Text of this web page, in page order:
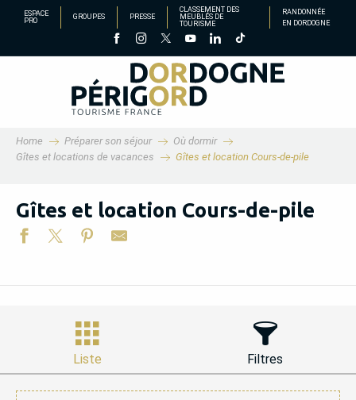
AllerESPACE
PRO
GROUPES PRESSE
CLASSEMENT DES
MEUBLÉS DE
TOURISME
RANDONNÉE
EN DORDOGNE
Home Préparer son séjour
Où dormir
Gîtes et locations de vacances
Gîtes et location Cours-de-pile
Gîtes et location Cours-de-pile
Liste Filtres